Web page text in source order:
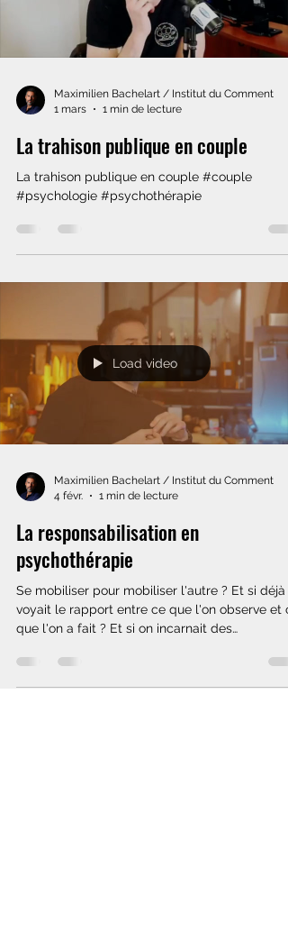
Maximilien Bachelart / Institut du Comment
1 mars
1 min de lecture
La trahison publique en couple
La trahison publique en couple #couple
#psychologie #psychothérapie
Load video
Maximilien Bachelart / Institut du Comment
4 févr.
1 min de lecture
La responsabilisation en
psychothérapie
Se mobiliser pour mobiliser l'autre ? Et si déjà
voyait le rapport entre ce que l'on observe et
que l'on a fait ? Et si on incarnait des